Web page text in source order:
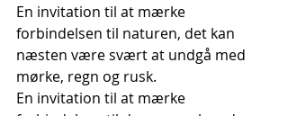
En invitation til at mærke
forbindelsen til naturen, det kan
næsten være svært at undgå med
mørke, regn og rusk.
En invitation til at mærke